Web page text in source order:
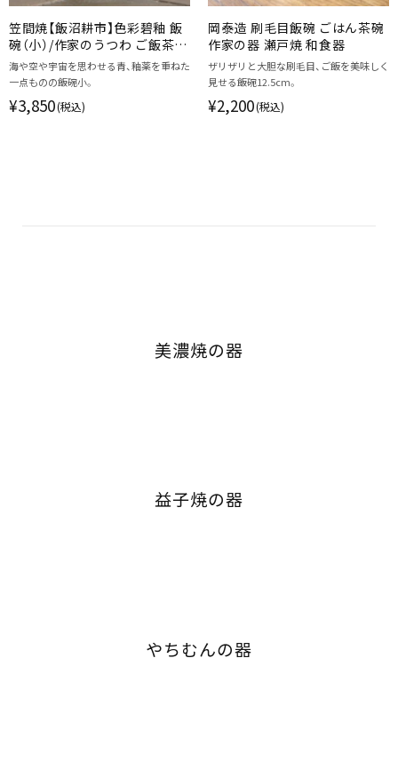
笠間焼【飯沼耕市】色彩碧釉 飯
碗（小）/作家のうつわ ご飯茶碗
飯碗 和食器
海や空や宇宙を思わせる青、釉薬を重ねた
一点ものの飯碗小。
¥3,850(税込)
岡泰造 刷毛目飯碗 ごはん茶碗
作家の器 瀬戸焼 和食器
ザリザリと大胆な刷毛目、ご飯を美味しく
見せる飯碗12.5cm。
¥2,200(税込)
美濃焼の器
益子焼の器
やちむんの器